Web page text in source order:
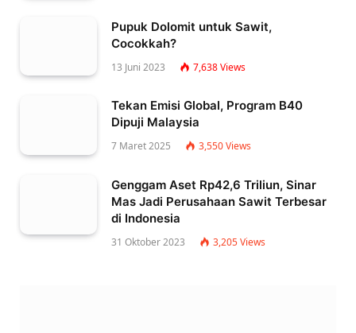
Pupuk Dolomit untuk Sawit,
Cocokkah?
13 Juni 2023 7,638Views
Tekan Emisi Global, Program B40
Dipuji Malaysia
7 Maret 2025 3,550Views
Genggam Aset Rp42,6 Triliun, Sinar
Mas Jadi Perusahaan Sawit Terbesar
di Indonesia
31 Oktober 2023 3,205Views